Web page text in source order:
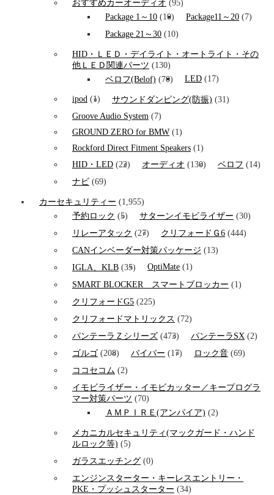
おすすめカーオーディオ (95)
Package 1～10 (10) Package11～20 (7)
Package 21～30 (10)
HID・ＬＥＤ・デイライト・オートライト・その
他ＬＥＤ関連パーツ (130)
ベロフ(Belof) (70) LED (17)
ipod (1) サウンドダンピング(防振) (31)
Groove Audio System (7)
GROUND ZERO for BMW (1)
Rockford Direct Fitment Speakers (1)
HID・LED (22) オーディオ (130) ベロフ (14)
ナビ (69)
カーセキュリティー (1,955)
予約ロック (5) サターンイモビライザー (30)
リレーアタック (27) クリフォードＧ6 (444)
CANインベーダー対策パッケージ (13)
IGLA、KLB (35) OptiMate (1)
SMART BLOCKER スマートブロッカー (1)
クリフォードG5 (225)
クリフォードマトリックス (72)
パンテーラＺシリーズ (473) パンテーラSX (2)
ゴルゴ (208) バイパー (17) ロック音 (69)
ココセコム (2)
イモビライザー・イモビカッター／キープログラ
マー対策パーツ (70)
ＡＭＰＩＲＥ(アンパイア) (2)
メカニカルセキュリティ(マックガード・ハンド
ルロック等) (5)
ガラスエッチング (0)
エンジンスターター・キーレスエントリー・
PKE・プッシュスターター (34)